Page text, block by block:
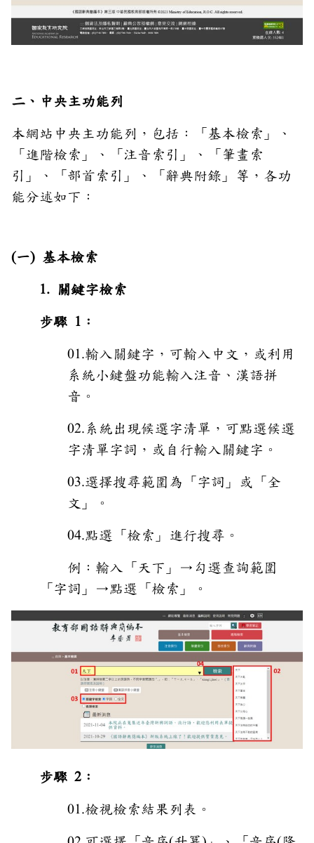
二、中央主功能列
本網站中央主功能列，包括：「基本檢索」、
「進階檢索」、「注音索引」、「筆畫索
引」、「部首索引」、「辭典附錄」等，各功
能分述如下：
(一) 基本檢索
1. 關鍵字檢索
步驟 1：
01.輸入關鍵字，可輸入中文，或利用
系統小鍵盤功能輸入注音、漢語拼
音。
02.系統出現候選字清單，可點選候選
字清單字詞，或自行輸入關鍵字。
03.選擇搜尋範圍為「字詞」或「全
文」。
04.點選「檢索」進行搜尋。
例：輸入「天下」→勾選查詢範圍
「字詞」→點選「檢索」。
步驟 2：
01.檢視檢索結果列表。